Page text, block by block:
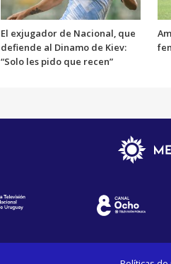
El exjugador de Nacional, que
defiende al Dinamo de Kiev:
“Solo les pido que recen”